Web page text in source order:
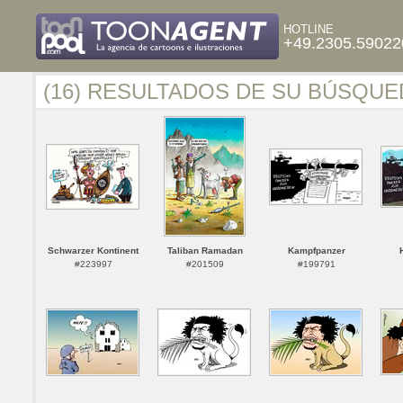
HOTLINE
(16) RESULTADOS DE SU
Schwarzer Kontinent
#223997
Taliban Ramadan
#201509
Kampfpanzer
#199791